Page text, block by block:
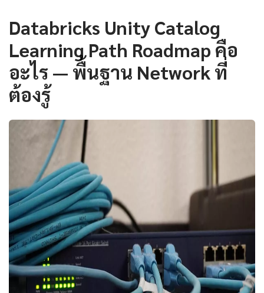
Databricks Unity Catalog
Learning Path Roadmap คือ
อะไร — พื้นฐาน Network ที่
ต้องรู้